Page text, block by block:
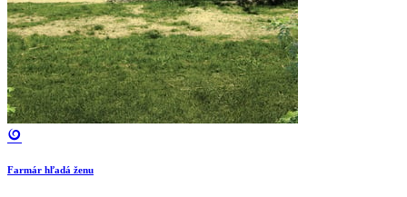
Farmár hľadá ženu